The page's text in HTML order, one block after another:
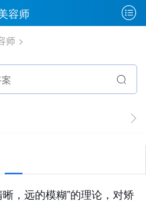
容师
师
，远的模糊”的理论，对矫